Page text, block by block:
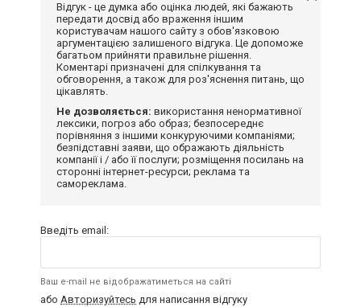
Відгук - це думка або оцінка людей, які бажають
передати досвід або враження іншим
користувачам нашого сайту з обов'язковою
аргументацією залишеного відгука. Це допоможе
багатьом прийняти правильне рішення.
Коментарі призначені для спілкування та
обговорення, а також для роз'яснення питань, що
цікавлять.
Не дозволяється: використання ненормативної
лексики, погроз або образ; безпосереднє
порівняння з іншими конкуруючими компаніями;
безпідставні заяви, що ображають діяльність
компанії і / або її послуги; розміщення посилань на
сторонні інтернет-ресурси; реклама та
самореклама.
Введіть email:
Ваш e-mail не відображатиметься на сайті
або Авторизуйтесь для написання відгуку